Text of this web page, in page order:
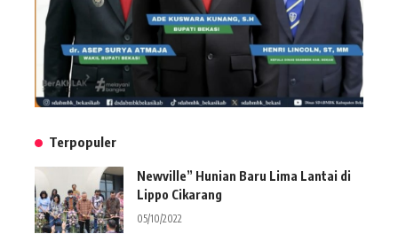
Terpopuler
Newville” Hunian Baru Lima Lantai di
Lippo Cikarang
05/10/2022